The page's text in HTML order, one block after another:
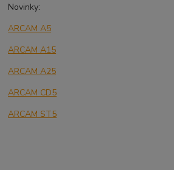
Novinky:
ARCAM A5
ARCAM A15
ARCAM A25
ARCAM CD5
ARCAM ST5